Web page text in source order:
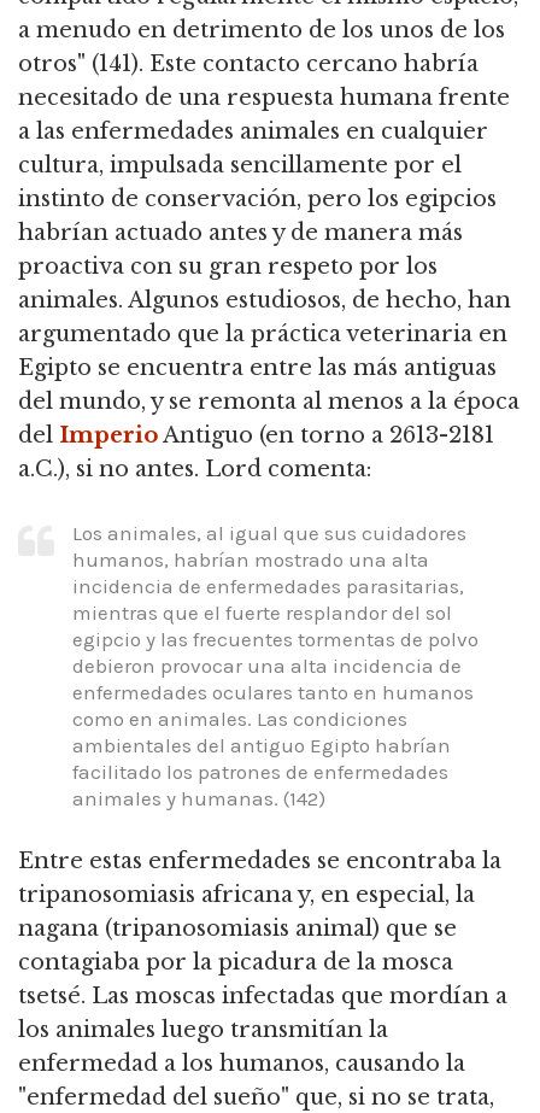
a menudo en detrimento de los unos de los
otros" (141). Este contacto cercano habría
necesitado de una respuesta humana frente
a las enfermedades animales en cualquier
cultura, impulsada sencillamente por el
instinto de conservación, pero los egipcios
habrían actuado antes y de manera más
proactiva con su gran respeto por los
animales. Algunos estudiosos, de hecho, han
argumentado que la práctica veterinaria en
Egipto se encuentra entre las más antiguas
del mundo, y se remonta al menos a la época
del ImperioAntiguo (en torno a 2613-2181
a.C.), si no antes. Lord comenta:
Los animales, al igual que sus cuidadores
humanos, habrían mostrado una alta
incidencia de enfermedades parasitarias,
mientras que el fuerte resplandor del sol
egipcio y las frecuentes tormentas de polvo
debieron provocar una alta incidencia de
enfermedades oculares tanto en humanos
como en animales. Las condiciones
ambientales del antiguo Egipto habrían
facilitado los patrones de enfermedades
animales y humanas. (142)
Entre estas enfermedades se encontraba la
tripanosomiasis africana y, en especial, la
nagana (tripanosomiasis animal) que se
contagiaba por la picadura de la mosca
tsetsé. Las moscas infectadas que mordían a
los animales luego transmitían la
enfermedad a los humanos, causando la
"enfermedad del sueño" que, si no se trata,